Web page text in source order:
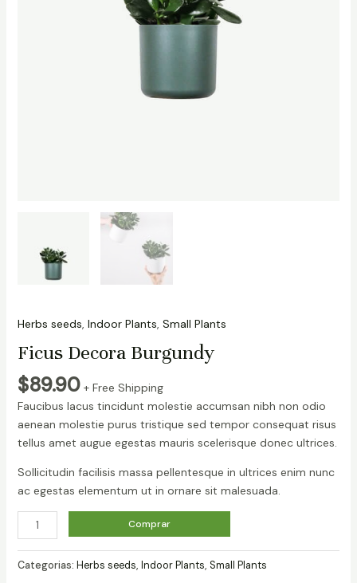
Herbs seeds Indoor Plants Small Plants
Ficus Decora Burgundy
$89.90 + Free Shipping
Faucibus lacus tincidunt molestie accumsan nibh non odio
aenean molestie purus tristique sed tempor consequat risus
tellus amet augue egestas mauris scelerisque donec ultrices.
Sollicitudin facilisis massa pellentesque in ultrices enim nunc
ac egestas elementum ut in ornare sit malesuada.
Ficus
Decora
quantidade
Comprar
Categorias: Herbs seeds, Indoor Plants, Small Plants